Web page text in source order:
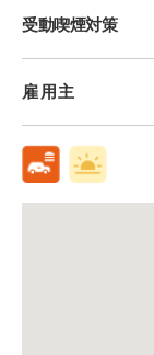
受動喫煙対策
雇用主